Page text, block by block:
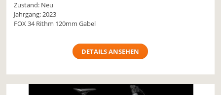
Zustand: Neu
Jahrgang: 2023
FOX 34 Rithm 120mm Gabel
DETAILS ANSEHEN